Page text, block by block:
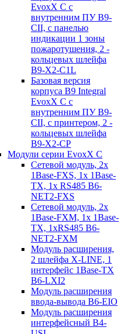
EvoxX C с
внутренним ПУ B9-
CII, с панелью
индикации 1 зоны
пожаротушения, 2 -
кольцевых шлейфа
B9-X2-C1L
Базовая версия
корпуса B9 Integral
EvoxX C с
внутренним ПУ B9-
CII, с принтером, 2 -
кольцевых шлейфа
B9-X2-CP
Модули серии EvoxX C
Сетевой модуль, 2x
1Base-FXS, 1x 1Base-
TX, 1x RS485 B6-
NET2-FXS
Сетевой модуль, 2x
1Base-FXM, 1x 1Base-
TX, 1xRS485 B6-
NET2-FXM
Модуль расширения,
2 шлейфа X-LINE, 1
интерфейс 1Base-TX
B6-LXI2
Модуль расширения
ввода-вывода B6-EIO
Модуль расширения
интерфейсный B4-